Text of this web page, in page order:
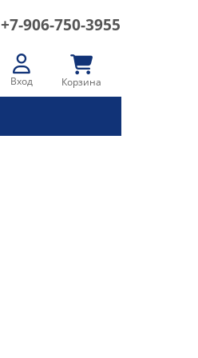
+7-906-750-3955
Вход Корзина